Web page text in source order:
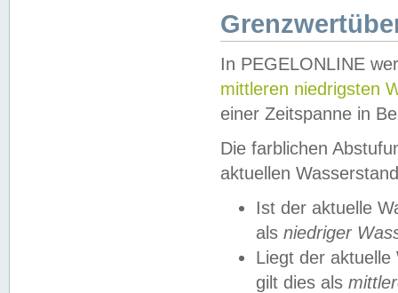
In PEGELONLINE
mittleren niedrigsten
einer Zeitspanne in
Die farblichen
aktuellen
Ist der aktuelle
als niedriger
Liegt der
gilt dies als